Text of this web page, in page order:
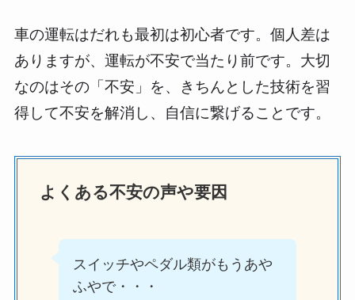
車の運転はだれも最初は初心者です。個人差は
ありますが、運転が不安で当たり前です。大切
なのはその「不安」を、きちんとした技術を習
得して不安を解消し、自信に繋げることです。
よくある不安の声や要因
スイッチやペダル類がもうあや
ふやで・・・